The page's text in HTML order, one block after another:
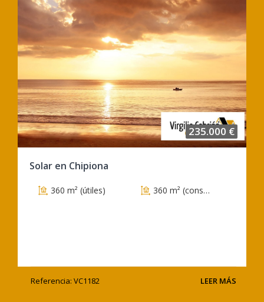
235.000 €
Solar en Chipiona
360 m² (útiles) 360 m² (construidos)
Referencia: VC1182 LEER MÁS